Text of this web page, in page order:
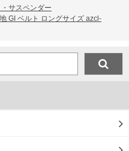
サスペンダー
GI ベルト ロングサイズ azcl-